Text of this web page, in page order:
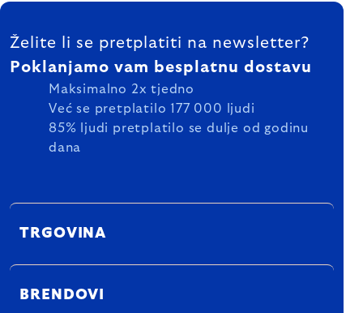
FOOTER
Želite li se pretplatiti na newsletter?
Poklanjamo vam besplatnu dostavu
Maksimalno 2x tjedno
Već se pretplatilo 177 000 ljudi
85% ljudi pretplatilo se dulje od godinu
dana
TRGOVINA
BRENDOVI